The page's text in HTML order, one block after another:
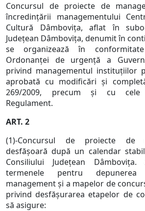
Concursul de proiecte de
încredinţării managementului
Cultură Dâmboviţa, aflat în
Judeţean Dâmboviţa, denumit în
se organizează în
Ordonanţei de urgenţă a
privind managementul instituţiilor
aprobată cu modificări şi
269/2009, precum şi cu cele
Regulament.
ART. 2
(1)-Concursul de proiecte de
desfăşoară după un calendar
Consiliului Judeţean Dâmboviţa.
termenele pentru
management şi a mapelor de
privind desfăşurarea etapelor de
să asigure: